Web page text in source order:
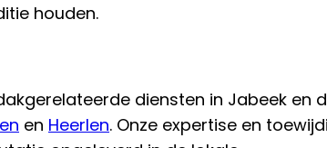
houden.
diensten in Jabeek en
en Heerlen. Onze expertise en